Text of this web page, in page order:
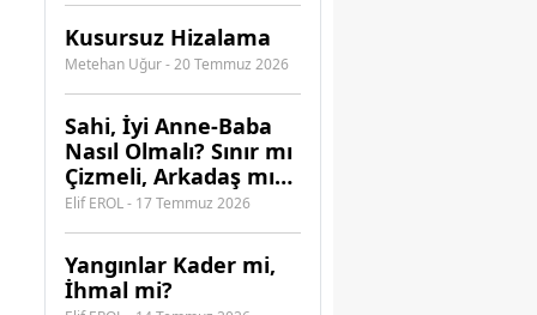
Kusursuz Hizalama
Metehan Uğur - 20 Temmuz 2026
​Sahi, İyi Anne-Baba
Nasıl Olmalı? Sınır mı
Çizmeli, Arkadaş mı
Olmalı?
Elif EROL - 17 Temmuz 2026
Yangınlar Kader mi,
İhmal mi?